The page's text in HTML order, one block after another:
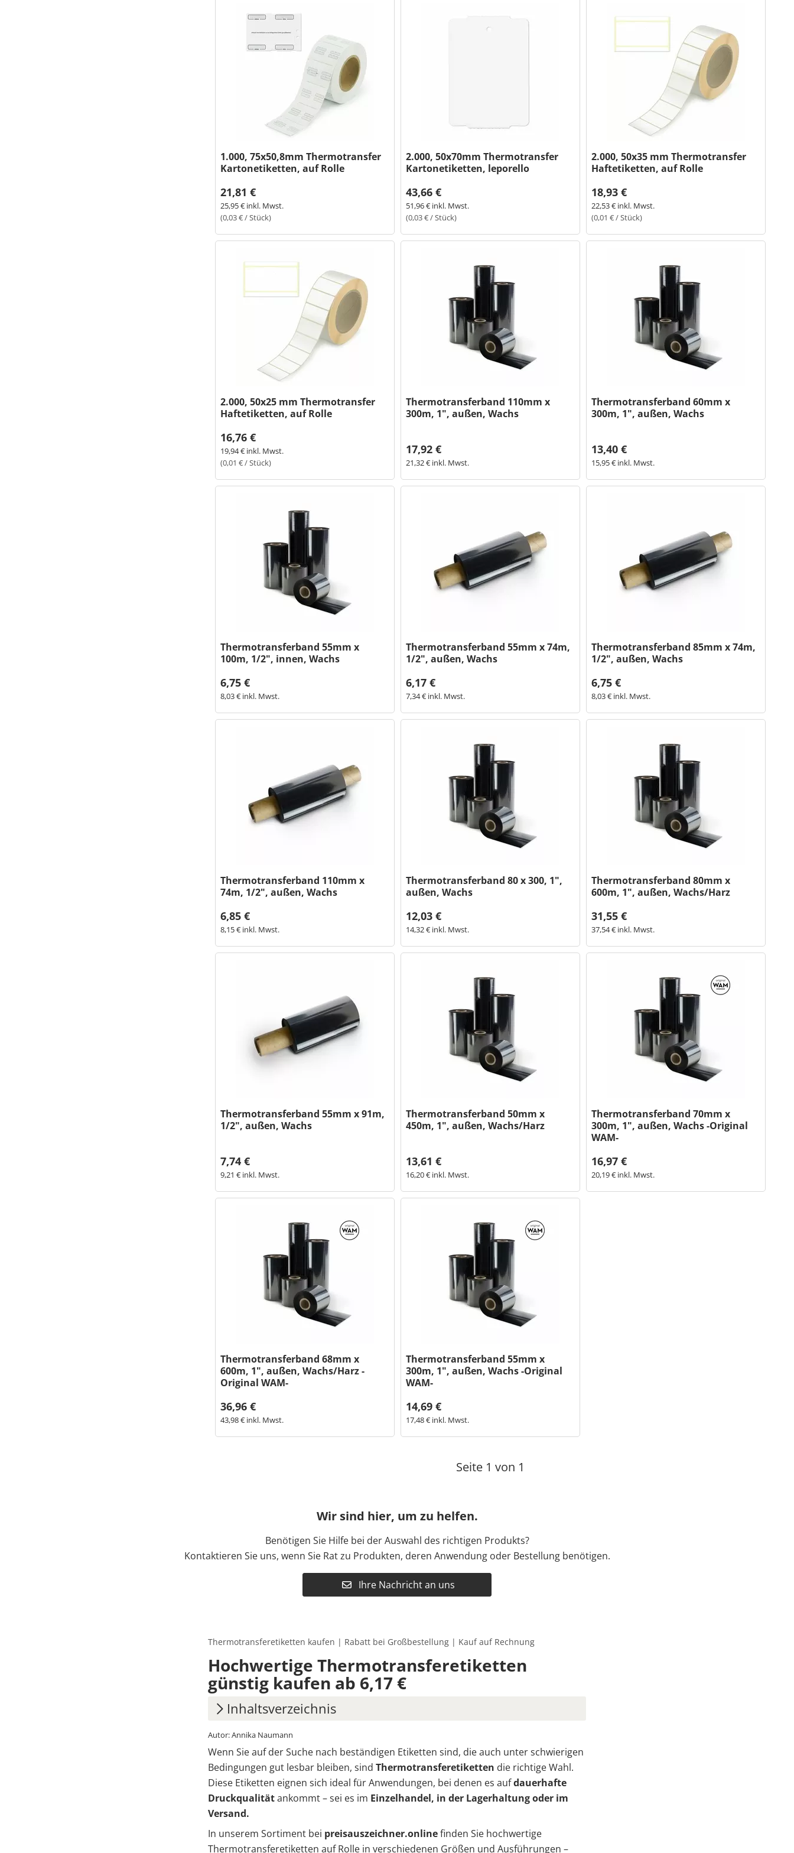
1.000, 75x50,8mm Thermotransfer
Kartonetiketten, auf Rolle
21,81 €
25,95 € inkl. Mwst.
(0,03 € / Stück)
2.000, 50x70mm Thermotransfer
Kartonetiketten, leporello
43,66 €
51,96 € inkl. Mwst.
(0,03 € / Stück)
2.000, 50x35 mm Thermotransfer
Haftetiketten, auf Rolle
18,93 €
22,53 € inkl. Mwst.
(0,01 € / Stück)
2.000, 50x25 mm Thermotransfer
Haftetiketten, auf Rolle
16,76 €
19,94 € inkl. Mwst.
(0,01 € / Stück)
Thermotransferband 110mm x
300m, 1", außen, Wachs
17,92 €
21,32 € inkl. Mwst.
Thermotransferband 60mm x
300m, 1", außen, Wachs
13,40 €
15,95 € inkl. Mwst.
Thermotransferband 55mm x
100m, 1/2", innen, Wachs
6,75 €
8,03 € inkl. Mwst.
Thermotransferband 55mm x 74m,
1/2", außen, Wachs
6,17 €
7,34 € inkl. Mwst.
Thermotransferband 85mm x 74m,
1/2", außen, Wachs
6,75 €
8,03 € inkl. Mwst.
Thermotransferband 110mm x
74m, 1/2", außen, Wachs
6,85 €
8,15 € inkl. Mwst.
Thermotransferband 80 x 300, 1",
außen, Wachs
12,03 €
14,32 € inkl. Mwst.
Thermotransferband 80mm x
600m, 1", außen, Wachs/Harz
31,55 €
37,54 € inkl. Mwst.
Thermotransferband 55mm x 91m,
1/2", außen, Wachs
7,74 €
9,21 € inkl. Mwst.
Thermotransferband 50mm x
450m, 1", außen, Wachs/Harz
13,61 €
16,20 € inkl. Mwst.
Thermotransferband 70mm x
300m, 1", außen, Wachs -Original
WAM-
16,97 €
20,19 € inkl. Mwst.
Thermotransferband 68mm x
600m, 1", außen, Wachs/Harz -
Original WAM-
36,96 €
43,98 € inkl. Mwst.
Thermotransferband 55mm x
300m, 1", außen, Wachs -Original
WAM-
14,69 €
17,48 € inkl. Mwst.
Seite 1 von 1
Wir sind hier, um zu helfen.
Benötigen Sie Hilfe bei der Auswahl des richtigen Produkts?
Kontaktieren Sie uns, wenn Sie Rat zu Produkten, deren Anwendung oder Bestellung benötigen.
Ihre Nachricht an uns
Thermotransferetiketten kaufen | Rabatt bei Großbestellung | Kauf auf Rechnung
Hochwertige Thermotransferetiketten
günstig kaufen ab 6,17 €
Inhaltsverzeichnis
1. Was ist Thermotransferdruck – und wie funktioniert er?
2. Thermotransfer oder Thermodirekt? So erkennen Sie den
Unterschied
2.1 Ein einfacher Praxistest:
Ihre Vorteile mit Thermotransfer-Etiketten auf einen Blick
Autor: Annika Naumann
Wenn Sie auf der Suche nach beständigen Etiketten sind, die auch unter schwierigen
Bedingungen gut lesbar bleiben, sind Thermotransferetiketten die richtige Wahl.
Diese Etiketten eignen sich ideal für Anwendungen, bei denen es aufdauerhafte
Druckqualitätankommt – sei es im Einzelhandel, in der Lagerhaltung oder im
Versand.
In unserem Sortiment bei preisauszeichner.onlinefinden Sie hochwertige
Thermotransferetiketten auf Rolle in verschiedenen Größen und Ausführungen –